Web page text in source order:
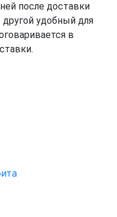
после доставки
удобный для
в